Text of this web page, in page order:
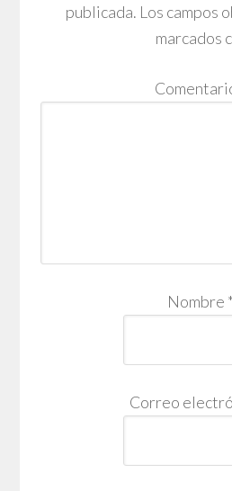
publicada. Los campos
marcados
Nombre *
Correo